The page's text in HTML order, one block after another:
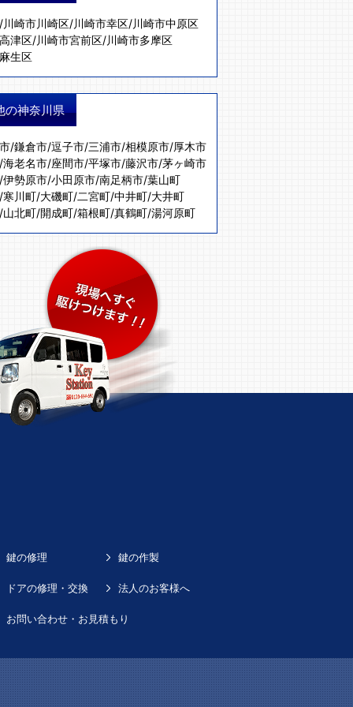
/川崎市川崎区/川崎市幸区/川崎市中原区
津区/川崎市宮前区/川崎市多摩区
生区
の神奈川県
/鎌倉市/逗子市/三浦市/相模原市/厚木市
/海老名市/座間市/平塚市/藤沢市/茅ヶ崎市
/伊勢原市/小田原市/南足柄市/葉山町
/寒川町/大磯町/二宮町/中井町/大井町
/山北町/開成町/箱根町/真鶴町/湯河原町
鍵の修理 鍵の作製
ドアの修理・交換 法人のお客様へ
お問い合わせ・お見積もり